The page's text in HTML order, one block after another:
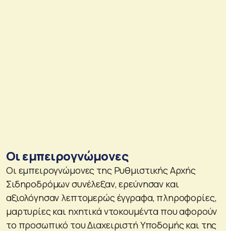
Οι εμπειρογνώμονες
Οι εμπειρογνώμονες της Ρυθμιστικής Αρχής
Σιδηροδρόμων συνέλεξαν, ερεύνησαν και
αξιολόγησαν λεπτομερώς έγγραφα, πληροφορίες,
μαρτυρίες και ηχητικά ντοκουμέντα που αφορούν
το προσωπικό του Διαχειριστή Υποδομής και της